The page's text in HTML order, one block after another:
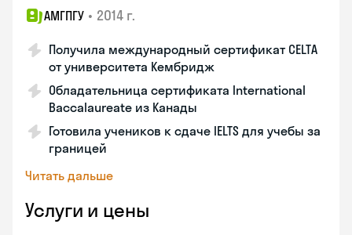
АМГПГУ • 2014 г.
Получила международный сертификат CELTA
от университета Кембридж
Обладательница сертификата International
Baccalaureate из Канады
Готовила учеников к сдаче IELTS для учебы за
границей
Читать дальше
Услуги и цены